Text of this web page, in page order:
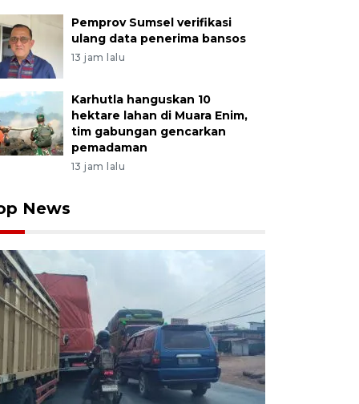
Pemprov Sumsel verifikasi
ulang data penerima bansos
13 jam lalu
Karhutla hanguskan 10
hektare lahan di Muara Enim,
tim gabungan gencarkan
pemadaman
13 jam lalu
News